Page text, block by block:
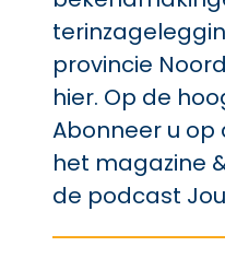
provincie
hier. Op de
Abonneer u op
het magazine
de podcast